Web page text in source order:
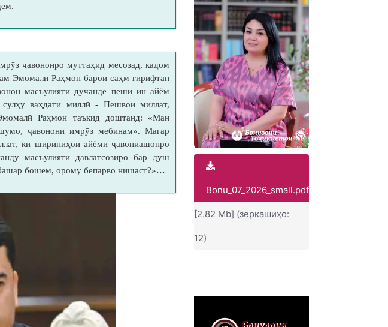
.
ҷавононро муттаҳид месозад, кадом
Эмомалӣ Раҳмон барои саҳм гирифтан
масъулияти дучанде пеши ин айём
ваҳдати миллӣ - Пешвои миллат,
Раҳмон таъкид доштанд: «Ман
ҷавонони имрӯз мебинам». Магар
ки шириниҳои айёми ҷавониашонро
масъулияти давлатсозиро бар дӯш
бошем, орому бепарво нишаст?»…
Bonu_07_2026_small.pdf
[2.82 Mb] (зеркашиҳо:
12)